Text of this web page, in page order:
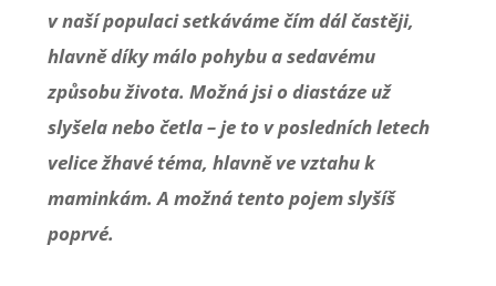
v naší populaci setkáváme čím dál častěji,
hlavně díky málo pohybu a sedavému
způsobu života. Možná jsi o diastáze už
slyšela nebo četla – je to v posledních letech
velice žhavé téma, hlavně ve vztahu k
maminkám. A možná tento pojem slyšíš
poprvé.